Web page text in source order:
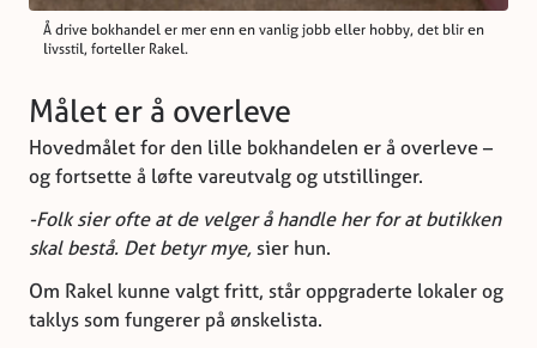
Å drive bokhandel er mer enn en vanlig jobb eller hobby, det blir en
livsstil, forteller Rakel.
Målet er å overleve
Hovedmålet for den lille bokhandelen er å overleve –
og fortsette å løfte vareutvalg og utstillinger.
-Folk sier ofte at de velger å handle her for at butikken
skal bestå. Det betyr mye,sier hun.
Om Rakel kunne valgt fritt, står oppgraderte lokaler og
taklys som fungerer på ønskelista.